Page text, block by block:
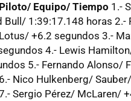
Equipo/ Tiempo 1.-
Bull/ 1:39:17.148 horas 2.-
+6.2 segundos 3.-
4.- Lewis
5.- Fernando Alonso/
Nico Hulkenberg/
Sergio Pérez/ McLaren/